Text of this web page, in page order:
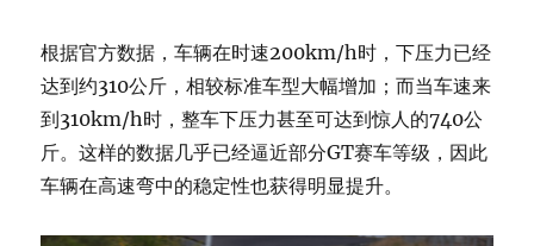
根据官方数据，车辆在时速200km/h时，下压力已经
达到约310公斤，相较标准车型大幅增加；而当车速来
到310km/h时，整车下压力甚至可达到惊人的740公
斤。这样的数据几乎已经逼近部分GT赛车等级，因此
车辆在高速弯中的稳定性也获得明显提升。